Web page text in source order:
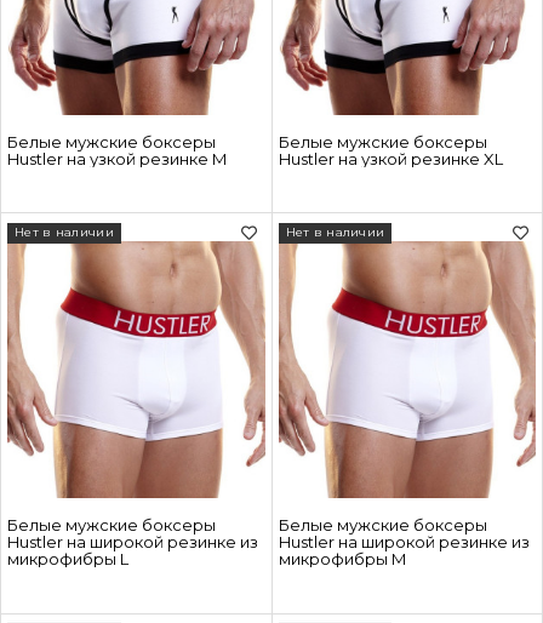
Белые мужские боксеры
Hustler на узкой резинке M
Белые мужские боксеры
Hustler на узкой резинке XL
Белые мужские боксеры
Hustler на широкой резинке из
микрофибры L
Нет в наличии
Белые мужские боксеры
Hustler на широкой резинке из
микрофибры M
Нет в наличии